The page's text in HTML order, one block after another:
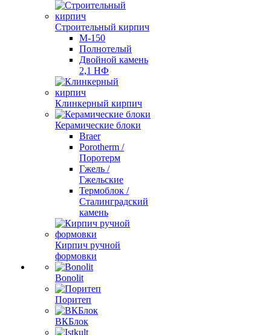
Строительный кирпич
М-150
Полнотелый
Двойной камень
2,1 НФ
Клинкерный кирпич
Керамические блоки
Braer
Porotherm /
Поротерм
Гжель /
Гжельские
Термоблок /
Сталинградский
камень
Кирпич ручной
формовки
Bonolit
Поритеп
ВКБлок